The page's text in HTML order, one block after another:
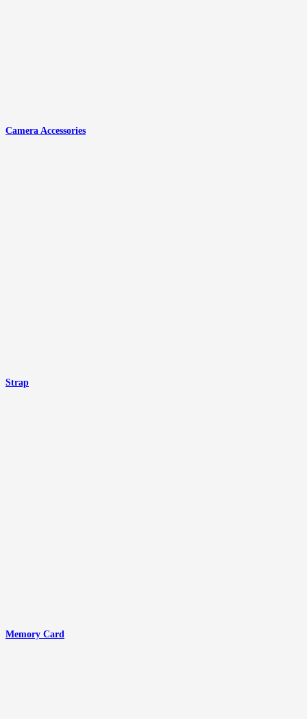
Camera Accessories
Strap
Memory Card